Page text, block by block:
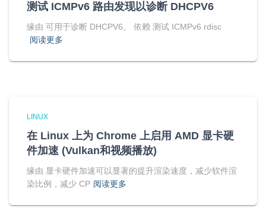
测试 ICMPv6 路由发现以诊断 DHCPV6
缘由 可用于诊断 DHCPV6。 依赖 测试 ICMPv6 rdisc
阅读更多
LINUX
在 Linux 上为 Chrome 上启用 AMD 显卡硬
件加速 (Vulkan和视频播放)
缘由 显卡硬件加速可以显著的提升渲染速度，减少软件渲
染比例，减少 CP 阅读更多